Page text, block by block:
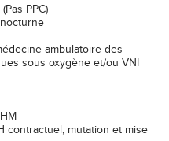
PPC)
ambulatoire des
sous oxygène et/ou VNI
contractuel, mutation et mise